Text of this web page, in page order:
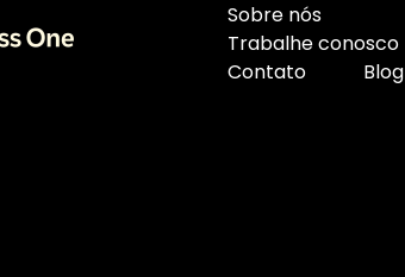
Sobre nós
Trabalhe conosco
Contato
Blog